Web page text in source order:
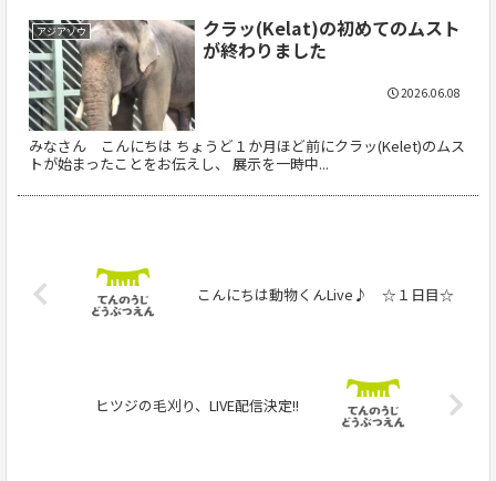
アジアゾウ
クラッ(Kelat)の初めてのムスト
が終わりました
みなさん こんにちは ちょうど１か月ほど前にクラッ(Kelet)のムス
トが始まったことをお伝えし、 展示を一時中...
2026.06.08
こんにちは動物くんLive♪ ☆１日目☆
ヒツジの毛刈り、LIVE配信決定!!